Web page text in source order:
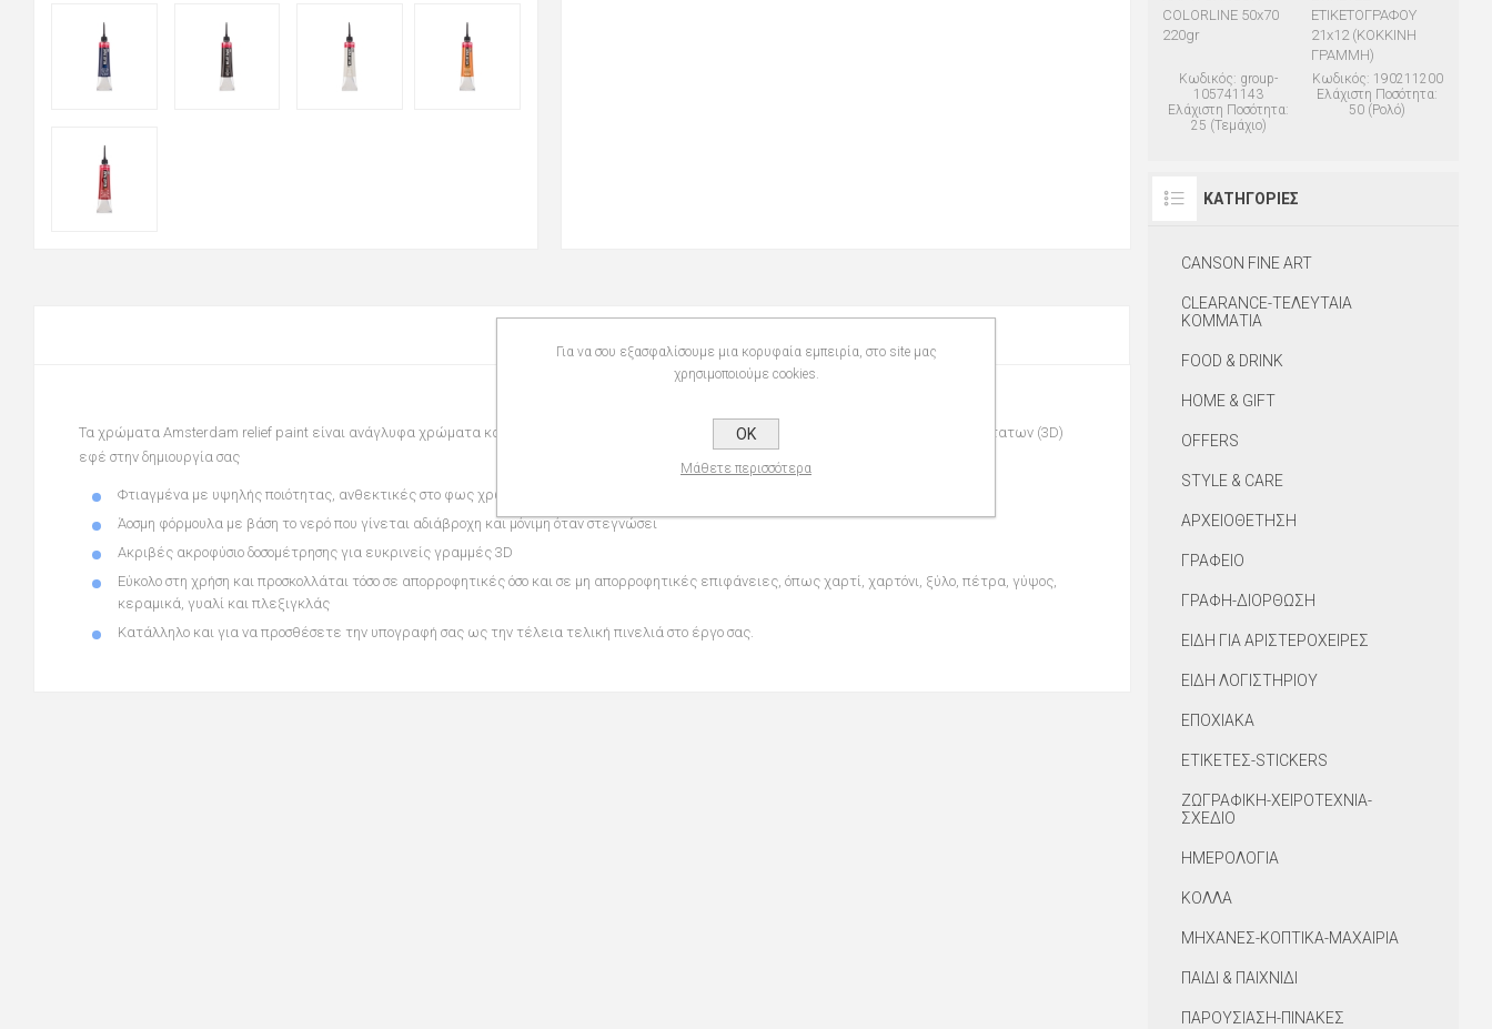
Τα χρώματα Amsterdam relief paint είναι ανάγλυφα χρώματα κατάλληλα για τη δημιουργία ευδιάκριτων, ανυψωμένων γραμμών ή τρισδιάστατων (3D)
εφέ στην δημιουργία σας
Φτιαγμένα με υψηλής ποιότητας, ανθεκτικές στο φως χρωστικές
Άοσμη φόρμουλα με βάση το νερό που γίνεται αδιάβροχη και μόνιμη όταν στεγνώσει
Ακριβές ακροφύσιο δοσομέτρησης για ευκρινείς γραμμές 3D
Εύκολο στη χρήση και προσκολλάται τόσο σε απορροφητικές όσο και σε μη απορροφητικές επιφάνειες, όπως χαρτί, χαρτόνι, ξύλο, πέτρα, γύψος,
κεραμικά, γυαλί και πλεξιγκλάς
Κατάλληλο και για να προσθέσετε την υπογραφή σας ως την τέλεια τελική πινελιά στο έργο σας.
COLORLINE 50x70
220gr
Κωδικός: group-
105741143
Ελάχιστη Ποσότητα:
25 (Τεμάχιο)
ΕΤΙΚΕΤΟΓΡΑΦΟΥ
21x12 (ΚΟΚΚΙΝΗ
ΓΡΑΜΜΗ)
Κωδικός: 190211200
Ελάχιστη Ποσότητα:
50 (Ρολό)
ΚΑΤΗΓΟΡΊΕΣ
CANSON FINE ART
CLEARANCE-ΤΕΛΕΥΤΑΙΑ
ΚΟΜΜΑΤΙΑ
FOOD & DRINK
HOME & GIFT
OFFERS
STYLE & CARE
ΑΡΧΕΙΟΘΕΤΗΣΗ
ΓΡΑΦΕΙΟ
ΓΡΑΦΗ-ΔΙΟΡΘΩΣΗ
ΕΙΔΗ ΓΙΑ ΑΡΙΣΤΕΡΟΧΕΙΡΕΣ
ΕΙΔΗ ΛΟΓΙΣΤΗΡΙΟΥ
ΕΠΟΧΙΑΚΑ
ΕΤΙΚΕΤΕΣ-STICKERS
ΖΩΓΡΑΦΙΚΗ-ΧΕΙΡΟΤΕΧΝΙΑ-
ΣΧΕΔΙΟ
ΗΜΕΡΟΛΟΓΙΑ
ΚΟΛΛΑ
ΜΗΧΑΝΕΣ-ΚΟΠΤΙΚΑ-ΜΑΧΑΙΡΙΑ
ΠΑΙΔΙ & ΠΑΙΧΝΙΔΙ
ΠΑΡΟΥΣΙΑΣΗ-ΠΙΝΑΚΕΣ
Για να σου εξασφαλίσουμε μια κορυφαία εμπειρία, στο site μας
χρησιμοποιούμε cookies.
OK
Μάθετε περισσότερα